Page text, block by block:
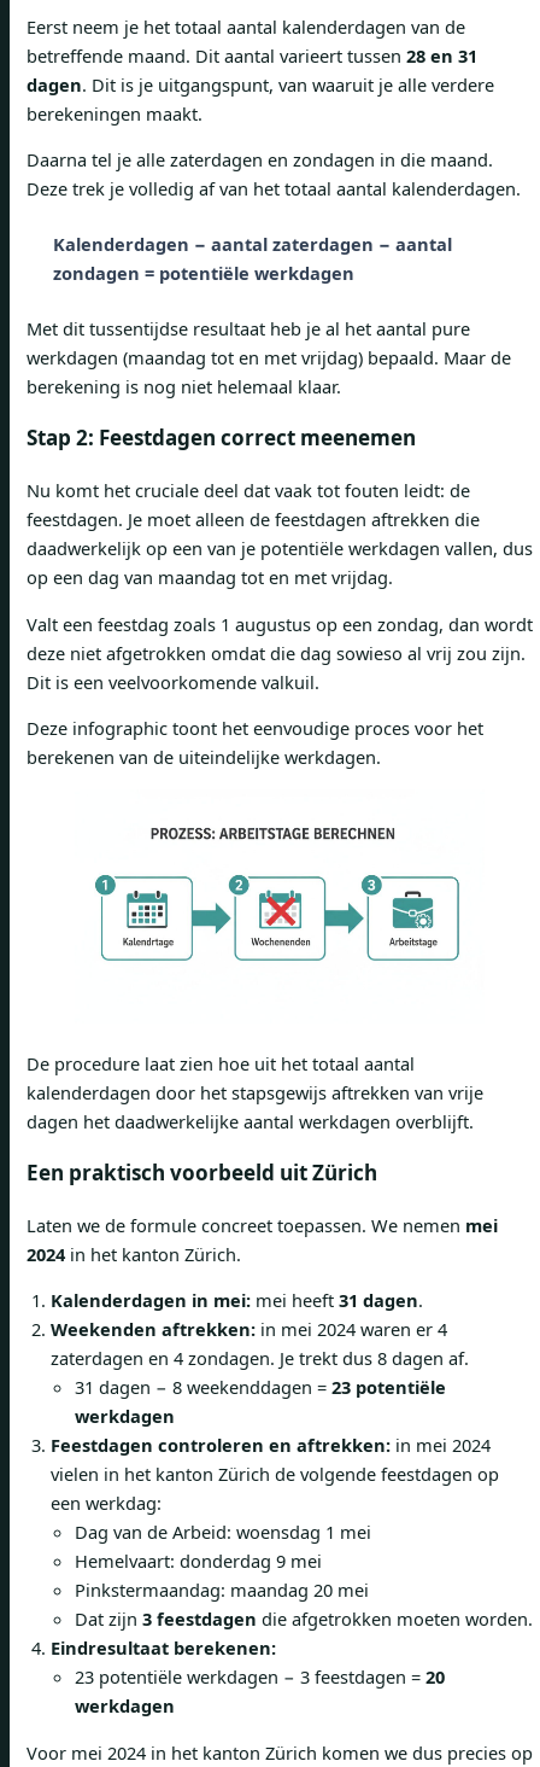
Eerst neem je het totaal aantal kalenderdagen van de
betreffende maand. Dit aantal varieert tussen 28 en 31
dagen. Dit is je uitgangspunt, van waaruit je alle verdere
berekeningen maakt.
Daarna tel je alle zaterdagen en zondagen in die maand.
Deze trek je volledig af van het totaal aantal kalenderdagen.
Kalenderdagen − aantal zaterdagen − aantal
zondagen = potentiële werkdagen
Met dit tussentijdse resultaat heb je al het aantal pure
werkdagen (maandag tot en met vrijdag) bepaald. Maar de
berekening is nog niet helemaal klaar.
Stap 2: Feestdagen correct meenemen
Nu komt het cruciale deel dat vaak tot fouten leidt: de
feestdagen. Je moet alleen de feestdagen aftrekken die
daadwerkelijk op een van je potentiële werkdagen vallen, dus
op een dag van maandag tot en met vrijdag.
Valt een feestdag zoals 1 augustus op een zondag, dan wordt
deze niet afgetrokken omdat die dag sowieso al vrij zou zijn.
Dit is een veelvoorkomende valkuil.
Deze infographic toont het eenvoudige proces voor het
berekenen van de uiteindelijke werkdagen.
De procedure laat zien hoe uit het totaal aantal
kalenderdagen door het stapsgewijs aftrekken van vrije
dagen het daadwerkelijke aantal werkdagen overblijft.
Een praktisch voorbeeld uit Zürich
Laten we de formule concreet toepassen. We nemen mei
2024 in het kanton Zürich.
Kalenderdagen in mei: mei heeft 31 dagen.
Weekenden aftrekken: in mei 2024 waren er 4
zaterdagen en 4 zondagen. Je trekt dus 8 dagen af.
31 dagen − 8 weekenddagen = 23 potentiële
werkdagen
Feestdagen controleren en aftrekken: in mei 2024
vielen in het kanton Zürich de volgende feestdagen op
een werkdag:
Dag van de Arbeid: woensdag 1 mei
Hemelvaart: donderdag 9 mei
Pinkstermaandag: maandag 20 mei
Dat zijn 3 feestdagen die afgetrokken moeten worden.
Eindresultaat berekenen:
23 potentiële werkdagen − 3 feestdagen = 20
werkdagen
Voor mei 2024 in het kanton Zürich komen we dus precies op